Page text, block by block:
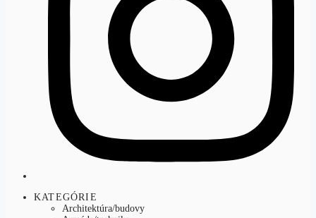
KATEGÓRIE
Architektúra/budovy